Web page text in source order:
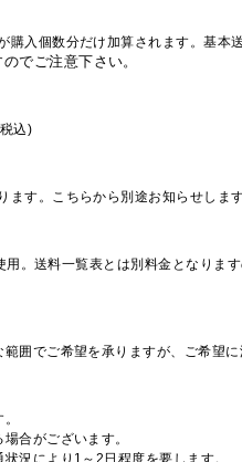
入個数分だけ加算されます。基本
でご注意下さい。
込)
す。こちらから別途お知らせします
。送料一覧表とは別料金となります
囲でご希望を承りますが、ご希望
合がございます。
況により1～2日程度を要します。